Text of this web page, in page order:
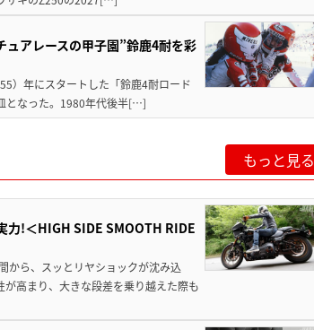
アレースの甲子園”鈴鹿4耐を彩
）年にスタートした「鈴鹿4耐ロード
となった。1980年代後半[…]
もっと見る
力!＜HIGH SIDE SMOOTH RIDE
から、スッとリヤショックが沈み込
高まり、大きな段差を乗り越えた際も